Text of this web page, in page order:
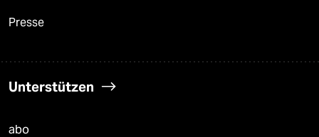
Presse
Unterstützen
abo